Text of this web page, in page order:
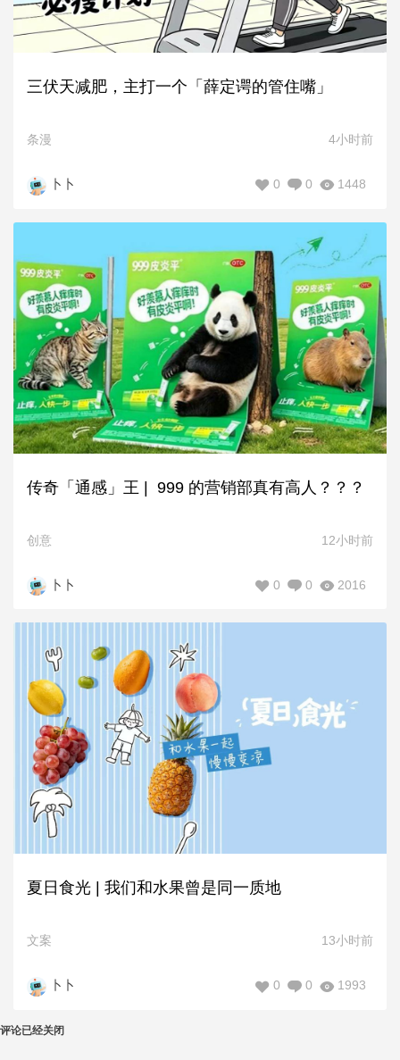
三伏天减肥，主打一个「薛定谔的管住嘴」
条漫 4小时前
卜卜 1448
0
0
传奇「通感」王 | 999 的营销部真有高人？？？
创意 12小时前
卜卜 2016
0
0
夏日食光 | 我们和水果曾是同一质地
文案 13小时前
卜卜 1993
0
0
评论已经关闭